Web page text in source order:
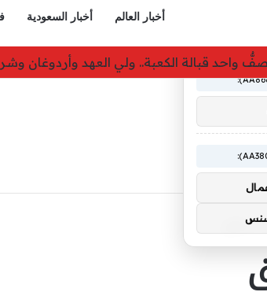
أخبار العالم أخبار السعودية
أمين الجامعة العربية يُدين هجمات الحوثيين
/تطلق